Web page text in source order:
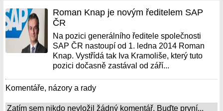
Roman Knap je novým ředitelem SAP
ČR
Na pozici generálního ředitele společnosti
SAP ČR nastoupí od 1. ledna 2014 Roman
Knap. Vystřídá tak Iva Kramoliše, který tuto
pozici dočasně zastával od září...
Komentáře, názory a rady
Zatím sem nikdo nevložil žádný komentář. Buďte první...